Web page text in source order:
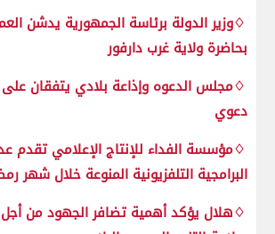
♢وزير الدولة برئاسة الجمهورية يدشن
بحاضرة ولاية غرب دارفور
♢مجلس الدعوه وإذاعة بلادي يتفقان
دعوي
♢مؤسسة الفداء للإنتاج الإعلامي تقدم
البرامجية التلفزيونية المنوعة خلال شهر
♢هلال يؤكد أهمية تضافر الجهود من